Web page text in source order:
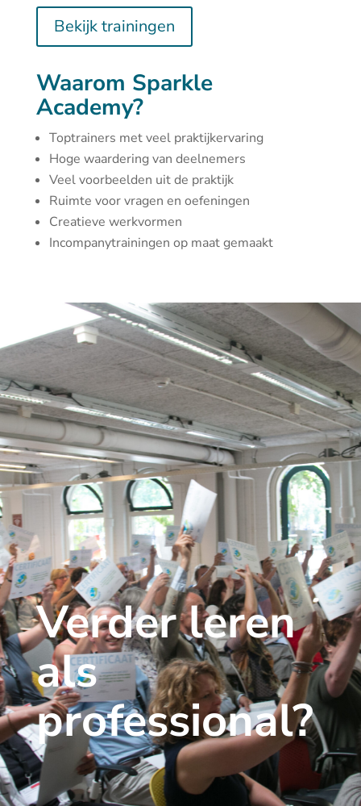
Bekijk trainingen
Waarom Sparkle
Academy?
Toptrainers met veel praktijkervaring
Hoge waardering van deelnemers
Veel voorbeelden uit de praktijk
Ruimte voor vragen en oefeningen
Creatieve werkvormen
Incompanytrainingen op maat gemaakt
Verder leren
als
professional?